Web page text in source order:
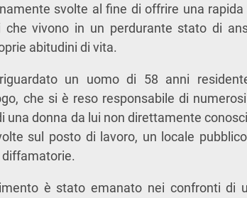
svolte al fine di offrire una
vivono in un perdurante stato di
abitudini di vita.
un uomo di 58 anni
che si è reso responsabile di
una donna da lui non direttamente
sul posto di lavoro, un locale
è stato emanato nei confronti di